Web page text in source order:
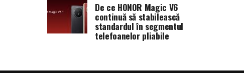
De ce HONOR Magic V6
continuă să stabilească
standardul în segmentul
telefoanelor pliabile